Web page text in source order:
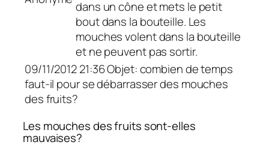
dans un cône et mets le petit
bout dans la bouteille. Les
mouches volent dans la bouteille
et ne peuvent pas sortir.
09/11/2012 21:36 Objet: combien de temps
faut-il pour se débarrasser des mouches
des fruits?
Les mouches des fruits sont-elles
mauvaises?